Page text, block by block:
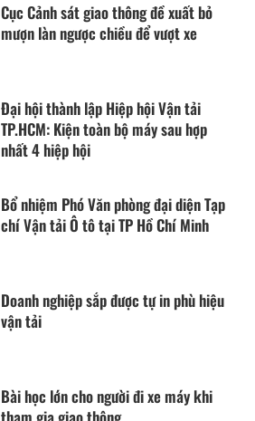
Cục Cảnh sát giao thông đề xuất bỏ
mượn làn ngược chiều để vượt xe
Đại hội thành lập Hiệp hội Vận tải
TP.HCM: Kiện toàn bộ máy sau hợp
nhất 4 hiệp hội
Bổ nhiệm Phó Văn phòng đại diện Tạp
chí Vận tải Ô tô tại TP Hồ Chí Minh
Doanh nghiệp sắp được tự in phù hiệu
vận tải
Bài học lớn cho người đi xe máy khi